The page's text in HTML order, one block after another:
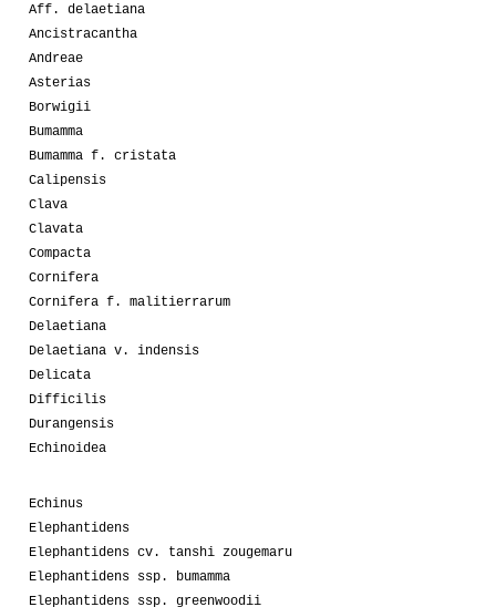
Aff. delaetiana
Ancistracantha
Andreae
Asterias
Borwigii
Bumamma
Bumamma f. cristata
Calipensis
Clava
Clavata
Compacta
Cornifera
Cornifera f. malitierrarum
Delaetiana
Delaetiana v. indensis
Delicata
Difficilis
Durangensis
Echinoidea
Echinus
Elephantidens
Elephantidens cv. tanshi zougemaru
Elephantidens ssp. bumamma
Elephantidens ssp. greenwoodii